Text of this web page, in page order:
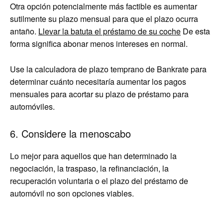
Otra opción potencialmente más factible es aumentar
sutilmente su plazo mensual para que el plazo ocurra
antaño. Llevar la batuta el préstamo de su coche De esta
forma significa abonar menos intereses en normal.
Use la calculadora de plazo temprano de Bankrate para
determinar cuánto necesitaría aumentar los pagos
mensuales para acortar su plazo de préstamo para
automóviles.
6. Considere la menoscabo
Lo mejor para aquellos que han determinado la
negociación, la traspaso, la refinanciación, la
recuperación voluntaria o el plazo del préstamo de
automóvil no son opciones viables.